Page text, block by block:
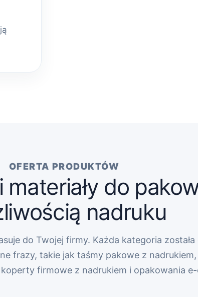
OFERTA PRODUKTÓW
do
nadruku
do Twojej firmy. Każda kategoria została
frazy, takie jak taśmy pakowe z
firmowe z nadrukiem i opakowania